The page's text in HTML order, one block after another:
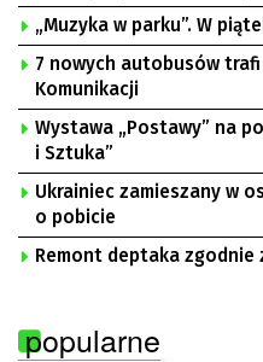
„Muzyka w parku”. W
7 nowych autobusów
Komunikacji
Wystawa „Postawy” na
i Sztuka”
Ukrainiec zamieszany w
o pobicie
Remont deptaka zgodnie
popularne